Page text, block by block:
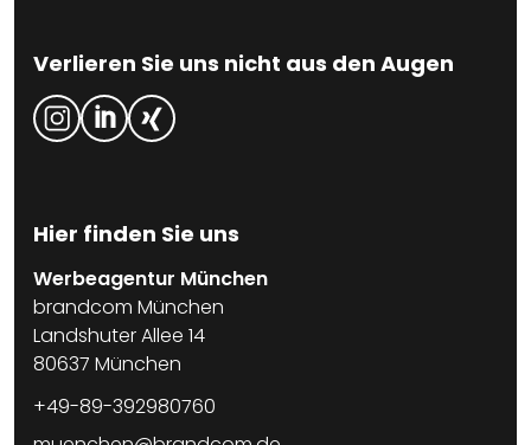
Verlieren Sie uns nicht aus den Augen
Hier finden Sie uns
Werbeagentur München
brandcom München
Landshuter Allee 14
80637 München
+49-89-392980760